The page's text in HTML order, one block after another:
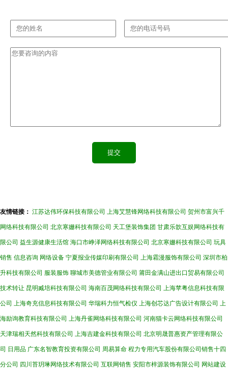
友情链接： 江苏达伟环保科技有限公司 上海艾慧锋网络科技有限公司 贺州市富兴千
网络科技有限公司 北京寒姗科技有限公司 天工堡装饰集团 甘肃乐歆互娱网络科技有
限公司 益生源健康生活馆 海口市峥泽网络科技有限公司 北京寒姗科技有限公司 玩具
销售 信息咨询 网络设备 宁夏报业传媒印刷有限公司 上海霜漫服饰有限公司 深圳市柏
升科技有限公司 服装服饰 聊城市美德管业有限公司 莆田金满山进出口贸易有限公司
技术转让 昆明臧培科技有限公司 海南百茂网络科技有限公司 上海苹粤信息科技有限
公司 上海奇充信息科技有限公司 华瑞科力恒气检仪 上海创芯达广告设计有限公司 上
海励询教育科技有限公司 上海丹雀网络科技有限公司 河南猫卡云网络科技有限公司
天津瑞相天然科技有限公司 上海吉建金科技有限公司 北京明晟普惠资产管理有限公
司 日用品 广东名智教育投资有限公司 周易算命 程力专用汽车股份有限公司销售十四
分公司 四川苔玥琳网络技术有限公司 互联网销售 安阳市梓源装饰有限公司 网站建设